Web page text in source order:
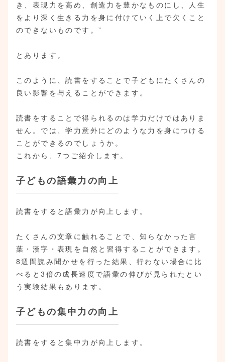
き、表現力を高め、創造力を豊かなものにし、人生
をより深く生きる力を身に付けていく上で欠くこと
のできないものです。”
とあります。
このように、読書をすることで子どもにたくさんの
良い影響を与えることができます。
読書をすることで得られるのは学力だけではありま
せん。では、学力意外にどのような力を身につける
ことができるのでしょうか。
これから、7つご紹介します。
子どもの語彙力の向上
読書をすると語彙力が向上します。
たくさんの文章に触れることで、知らなかった言
葉・漢字・表現を自然と習得することができます。
8週間読み聞かせを行った結果、行わない場合に比
べると3倍の成長速度で語彙の伸びが見られたとい
う実験結果もあります。
子どもの集中力の向上
読書をすると集中力が向上します。